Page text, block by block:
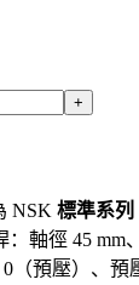
+
NSK 標準系列
軸徑 45 mm
（預壓）、